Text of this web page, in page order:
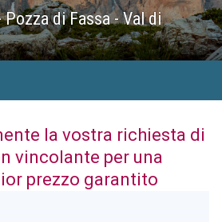
di Fassa - Val di
la vostra richiesta di
vincolante per una
prezzo garantito